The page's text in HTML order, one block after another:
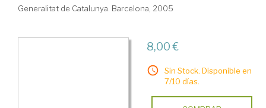
Generalitat de Catalunya. Barcelona, 2005
8,00 €
Sin Stock. Disponible en
7/10 días.